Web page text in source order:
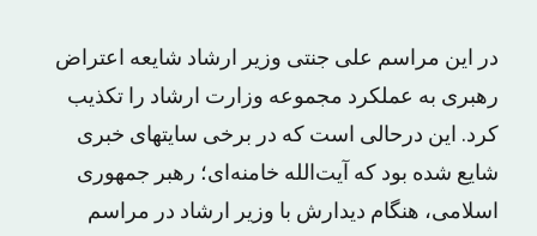
در این مراسم علی جنتی وزیر ارشاد شایعه اعتراض
رهبری به عملکرد مجموعه وزارت ارشاد را تکذیب
کرد. این درحالی است که در برخی سایتهای خبری
شایع شده بود که آیت‌الله خامنه‌ای؛ رهبر جمهوری
اسلامی، هنگام دیدارش با وزیر ارشاد در مراسم